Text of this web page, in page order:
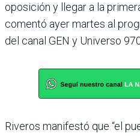
oposición y llegar a la
comentó ayer martes al
del canal GEN y Universo
Riveros manifestó que “el